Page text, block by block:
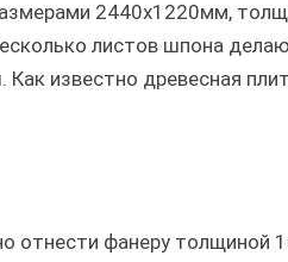
2440х1220мм,
листов шпона
известно древесная
отнести фанеру толщиной